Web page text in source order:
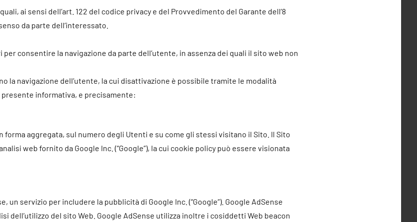
ai sensi dell’art. 122 del codice privacy e del Provvedimento del Garante dell’8
da parte dell’interessato.
consentire la navigazione da parte dell’utente, in assenza dei quali il sito web non
la navigazione dell’utente, la cui disattivazione è possibile tramite le modalità
informativa, e precisamente:
aggregata, sul numero degli Utenti e su come gli stessi visitano il Sito. Il Sito
web fornito da Google Inc. (“Google”), la cui cookie policy può essere visionata
un servizio per includere la pubblicità di Google Inc. (“Google”). Google AdSense
dell’utilizzo del sito Web. Google AdSense utilizza inoltre i cosiddetti Web beacon